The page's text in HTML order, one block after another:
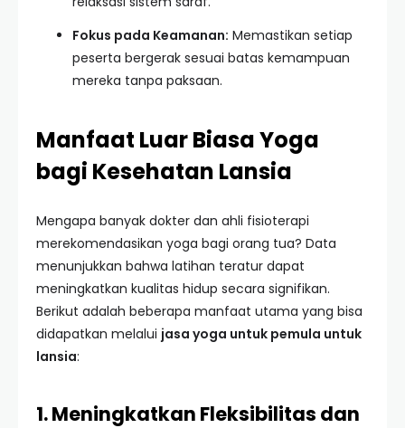
Fokus pada Keamanan: Memastikan setiap
peserta bergerak sesuai batas kemampuan
mereka tanpa paksaan.
Manfaat Luar Biasa Yoga
bagi Kesehatan Lansia
Mengapa banyak dokter dan ahli fisioterapi
merekomendasikan yoga bagi orang tua? Data
menunjukkan bahwa latihan teratur dapat
meningkatkan kualitas hidup secara signifikan.
Berikut adalah beberapa manfaat utama yang bisa
didapatkan melalui jasa yoga untuk pemula untuk
lansia:
1. Meningkatkan Fleksibilitas dan